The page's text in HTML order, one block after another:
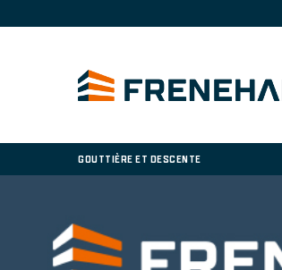
GOUTTIÈRE ET DESCENTE